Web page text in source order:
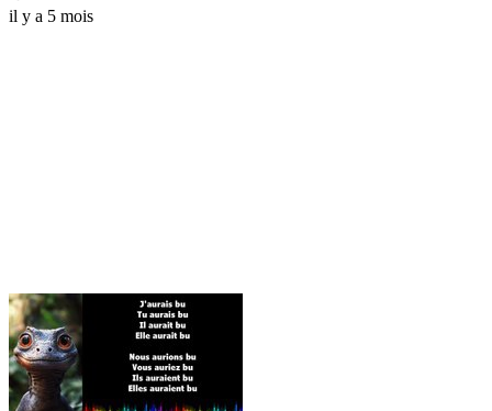
il y a 5 mois